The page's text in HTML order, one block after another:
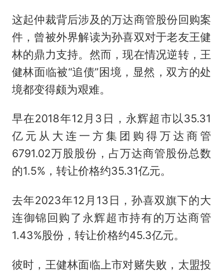
这起仲裁背后涉及的万达商管股份回购案
件，曾被外界解读为孙喜双对于老友王健
林的鼎力支持。然而，现在情况逆转，王
健林面临被“追债”困境，显然，双方的处
境都变得颇为艰难。
早在2018年12月3日，永辉超市以35.31
亿元从大连一方集团购得万达商管
6791.02万股股份，占万达商管股份总数
的1.5%，转让价格约35.31亿元。
去年2023年12月13日，孙喜双旗下的大
连御锦回购了永辉超市持有的万达商管
1.43%股份，转让价格约45.3亿元。
彼时，王健林面临上市对赌失败，太盟投